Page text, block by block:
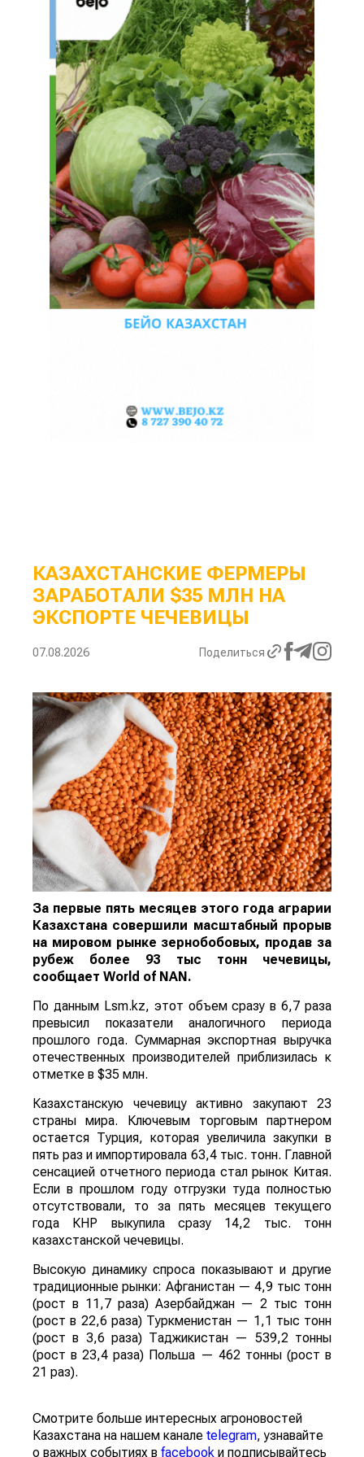
КАЗАХСТАНСКИЕ ФЕРМЕРЫ
ЗАРАБОТАЛИ $35 МЛН НА
ЭКСПОРТЕ ЧЕЧЕВИЦЫ
07.08.2026 Поделиться
За первые пять месяцев этого года аграрии
Казахстана совершили масштабный прорыв
на мировом рынке зернобобовых, продав за
рубеж более 93 тыс тонн чечевицы,
сообщает World of NAN.
По данным Lsm.kz, этот объем сразу в 6,7 раза
превысил показатели аналогичного периода
прошлого года. Суммарная экспортная выручка
отечественных производителей приблизилась к
отметке в $35 млн.
Казахстанскую чечевицу активно закупают 23
страны мира. Ключевым торговым партнером
остается Турция, которая увеличила закупки в
пять раз и импортировала 63,4 тыс. тонн. Главной
сенсацией отчетного периода стал рынок Китая.
Если в прошлом году отгрузки туда полностью
отсутствовали, то за пять месяцев текущего
года КНР выкупила сразу 14,2 тыс. тонн
казахстанской чечевицы.
Высокую динамику спроса показывают и другие
традиционные рынки: Афганистан — 4,9 тыс тонн
(рост в 11,7 раза) Азербайджан — 2 тыс тонн
(рост в 22,6 раза) Туркменистан — 1,1 тыс тонн
(рост в 3,6 раза) Таджикистан — 539,2 тонны
(рост в 23,4 раза) Польша — 462 тонны (рост в
21 раз).
Смотрите больше интересных агроновостей
Казахстана на нашем канале telegram, узнавайте
о важных событиях в facebook и подписывайтесь